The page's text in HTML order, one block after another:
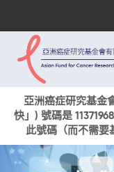
亞洲癌症研究基金
快」) 號碼是
此號碼（而不需要
關於我們
科研項目
活動與獎